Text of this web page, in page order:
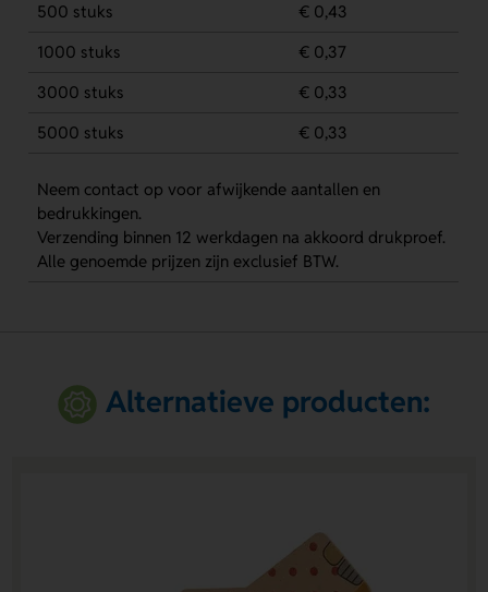
500 stuks
€ 0,43
1000 stuks
€ 0,37
3000 stuks
€ 0,33
5000 stuks
€ 0,33
Neem contact op voor afwijkende aantallen en
bedrukkingen.
Verzending binnen 12 werkdagen na akkoord drukproef.
Alle genoemde prijzen zijn exclusief BTW.
Alternatieve producten: